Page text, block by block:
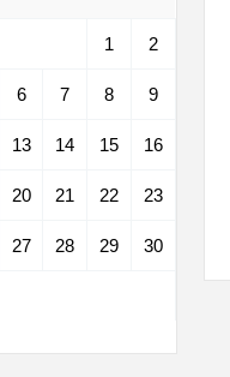
1 2
6 7 8 9
13 14 15 16
20 21 22 23
27 28 29 30